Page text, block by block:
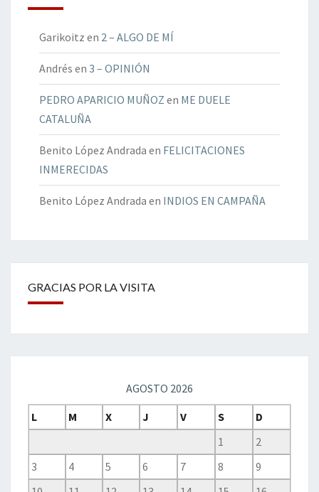
Garikoitz en 2 – ALGO DE MÍ
Andrés en 3 – OPINIÓN
PEDRO APARICIO MUÑOZ en ME DUELE
CATALUÑA
Benito López Andrada en FELICITACIONES
INMERECIDAS
Benito López Andrada en INDIOS EN CAMPAÑA
GRACIAS POR LA VISITA
AGOSTO 2026
L
M X J V S
D
1
2
3
4 5 6 7 8
9